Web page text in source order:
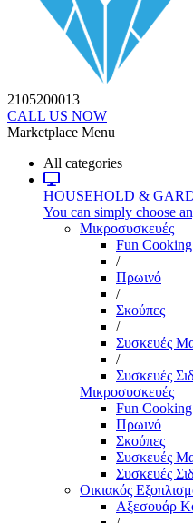
2105200013
CALL US NOW
Marketplace Menu
All categories
HOUSEHOLD &
You can simply choose
Μικροσυσκευές
Fun Cooking
/
Πρωινό
/
Σκούπες
/
Συσκευές
/
Συσκευές
Μικροσυσκευές
Fun Cooking
Πρωινό
Σκούπες
Συσκευές
Συσκευές
Οικιακός
Αξεσουάρ